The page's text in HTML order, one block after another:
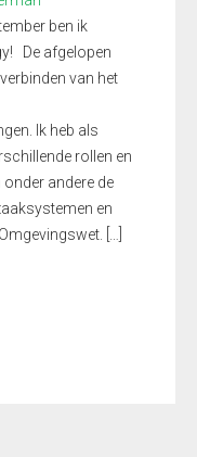
ben ik
De afgelopen
van het
Ik heb als
rollen en
andere de
en
[…]